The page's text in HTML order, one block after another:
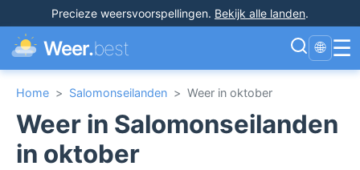
Precieze weersvoorspellingen. Bekijk alle landen.
Weer.best 🌐 ☰
Home > Salomonseilanden > Weer in oktober
Weer in Salomonseilanden
in oktober